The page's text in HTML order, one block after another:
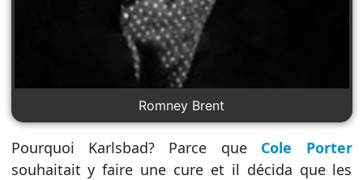
Romney Brent
Pourquoi Karlsbad? Parce que Cole Porter
souhaitait y faire une cure et il décida que les